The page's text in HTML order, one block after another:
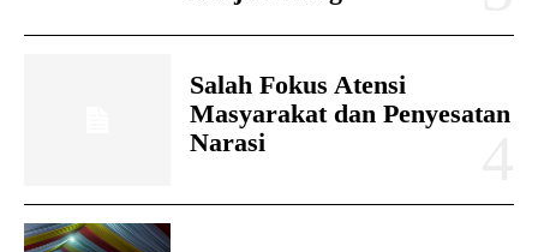
Salah Fokus Atensi
Masyarakat dan Penyesatan
Narasi